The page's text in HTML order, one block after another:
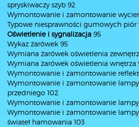
spryskiwaczy szyb 92
Wymontowanie i zamontowanie
Typowe niesprawności gumowych piór
Oświetlenie i sygnalizacja 95
Wykaz żarówek 95
Wymiana żarówek oświetlenia
Wymiana żarówek oświetlenia wnętrza
Wymontowanie i zamontowanie
Wymontowanie i zamontowanie
przedniego 102
Wymontowanie i zamontowanie lampy
Wymontowanie i zamontowanie
świateł hamowania 103